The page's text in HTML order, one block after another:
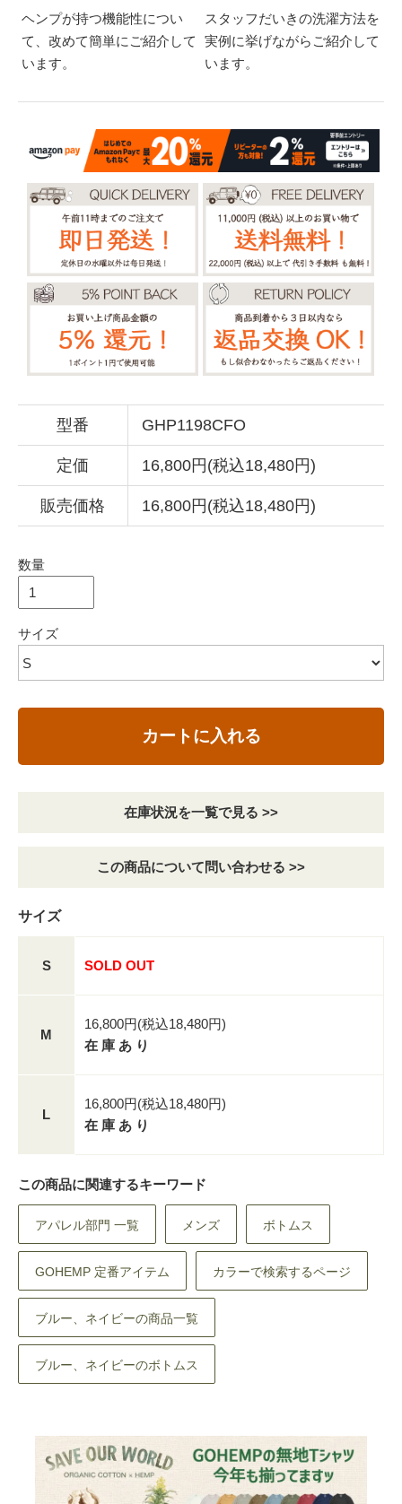
ヘンプが持つ機能性につい
て、改めて簡単にご紹介して
います。
スタッフだいきの洗濯方法を
実例に挙げながらご紹介して
います。
型番 GHP1198CFO
定価 16,800円(税込18,480円)
販売価格 16,800円(税込18,480円)
数量
サイズ
カートに入れる
在庫状況を一覧で見る >>
この商品について問い合わせる >>
サイズ
S SOLD OUT
M
16,800円(税込18,480円)
在 庫 あ り
L
16,800円(税込18,480円)
在 庫 あ り
この商品に関連するキーワード
アパレル部門 一覧 メンズ ボトムス
GOHEMP 定番アイテム カラーで検索するページ
ブルー、ネイビーの商品一覧
ブルー、ネイビーのボトムス